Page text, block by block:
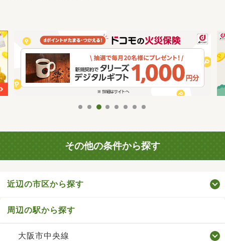
その他の条件から探す
近辺の市区から探す
周辺の駅から探す
大阪市中央線